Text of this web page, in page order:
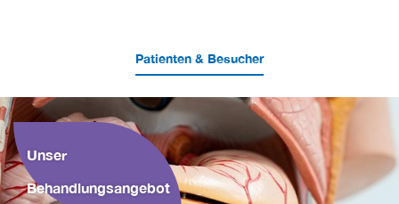
Patienten & Besucher
Unser
Behandlungsangebot